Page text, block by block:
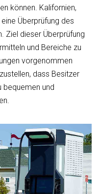
können. Kalifornien,
Überprüfung des
Ziel dieser Überprüfung
und Bereiche zu
vorgenommen
dass Besitzer
bequemen und